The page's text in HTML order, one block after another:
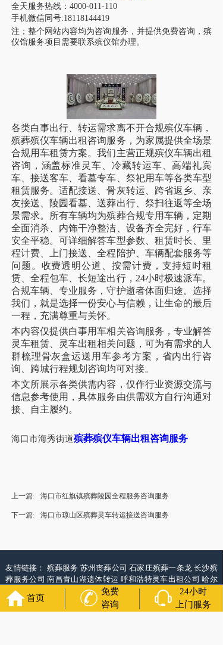
全天服务热线： 4000-011-110
手机微信同号:18118144419
注；整个网站内容均为咨询服务，并提供免费咨询，殡
仪馆服务项目需要联系殡仪馆办理。
各类白事出行、转运需求离不开合规殡仪车辆，
殡葬殡仪车辆出租咨询服务，为家属提供全场景
合规用车租赁方案。我们主营正规殡仪车辆出租
咨询，涵盖标准灵车、冷藏转运车、高端礼宾
车、接送客车、看墓专车、祭祀用车等各类车型
租赁服务。适配接送、骨灰转运、跨省返乡、亲
友接送、陵园看墓、送葬出行、祭扫往返等全场
景需求。所有车辆均为殡葬合规专用车辆，定期
全面消杀、内饰干净整洁、设备齐全完好，行车
安全平稳。可详细解答车型参数、租赁时长、里
程计费、上门接送、全程陪护、车辆配套服务等
问题。收费透明公道、按需计费，支持短时租
赁、全程包车、长短途出行， 24小时极速派车。
合规车辆、专业服务，守护逝者体面归途。选择
我们，就是选择一份安心与信赖，让生命的最后
一程，充满尊重与关怀。
本内容仅提供白事用车相关咨询服务，专业解答
灵车租赁、灵车出租相关问题，可为有需求的人
群梳理骨灰盒运送用车参考方案，省内出行咨
询、跨城行程规划咨询均可对接。
本文所展示各类供需内容，仅作行业资源交流与
信息参考使用，具体服务由供需双方自行沟通对
接、自主履约。
海口市海秀街道殡葬殡仪车辆出租咨询服务
上一篇: 海口市红旗镇殡葬陵园全程服务咨询服务
下一篇: 海口市琼山区殡葬灵车转运接送咨询服务
友情链接： 殡葬服务 苏州丧葬公司石家庄殡葬一条龙长沙殡
葬服务公司南昌青山湖遗体转运 呼和浩特灵车出租公司哈尔
滨道里区丧葬用品
西宁城东区白事服务
潍坊奎文区殡仪馆服
务乳山寿衣店铺 杭州上城区灵堂布置 沈阳浑南区殡葬平台中
国墓地网中国非急救转运网网站建设中国殡葬一条龙网中国
首页
免费
咨询
24小时
上门服务